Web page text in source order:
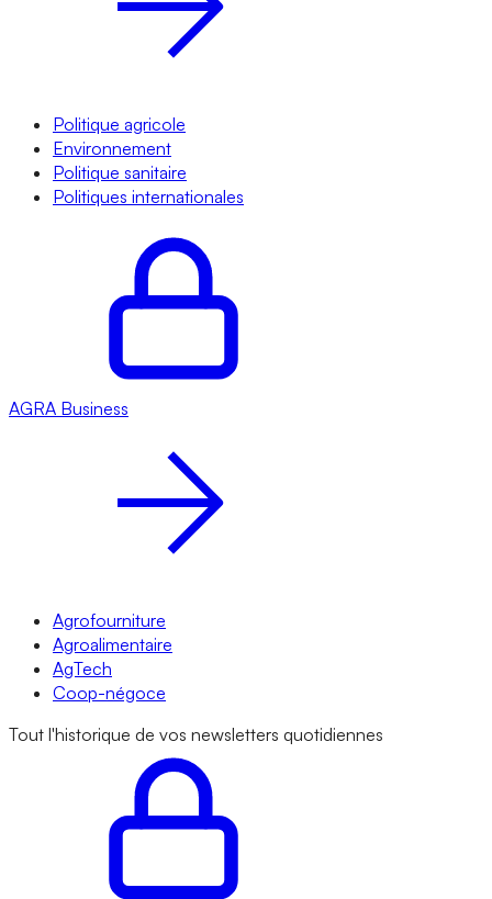
Politique agricole
Environnement
Politique sanitaire
Politiques internationales
AGRA Business
Agrofourniture
Agroalimentaire
AgTech
Coop-négoce
Tout l'historique de vos newsletters quotidiennes